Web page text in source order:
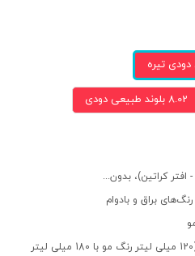
8.02 بلوند طبیعی دودی
کراتین)، بدون...
براق و بادوام
میزان درصد ترکیب با اکسیدان: 1.5 : 1 (120 میلی لیتر رنگ مو با 180 میلی لیتر